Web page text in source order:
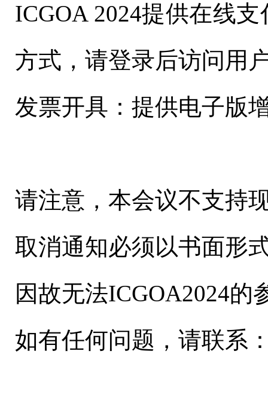
ICGOA 2024提供在线
方式， 请登录后访问用
发票开具：提供电子版
请注意，本会议不支持
取消通知必须以书面形
因故无法ICGOA2024的
如有任何问题，请联系